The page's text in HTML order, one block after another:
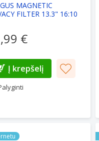
MAGNETIC
FILTER 13.3" 16:10
€
Į krepšelį